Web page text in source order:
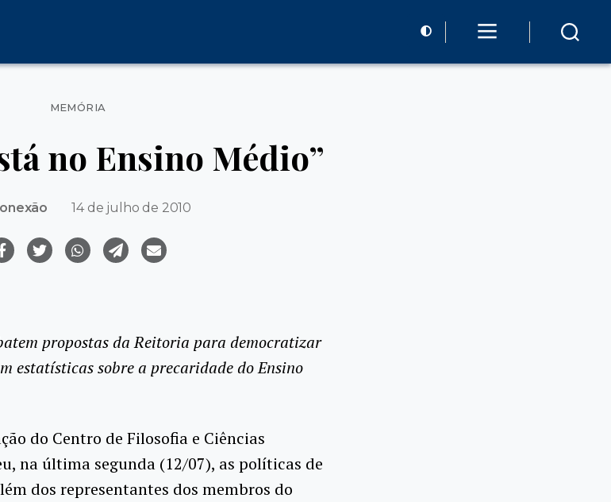
Categorias
MEMÓRIA
no Ensino Médio”
14 de julho de 2010
propostas da Reitoria para democratizar
estatísticas sobre a precaridade do Ensino
do Centro de Filosofia e Ciências
na última segunda (12/07), as políticas de
dos representantes dos membros do